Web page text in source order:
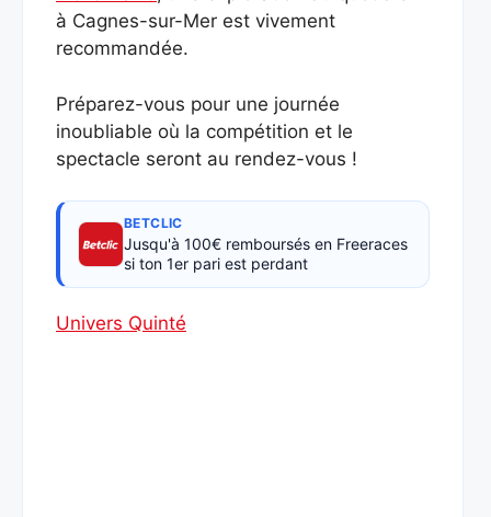
à Cagnes-sur-Mer est vivement
recommandée.
Préparez-vous pour une journée
inoubliable où la compétition et le
spectacle seront au rendez-vous !
BETCLIC
Jusqu'à 100€ remboursés en Freeraces
si ton 1er pari est perdant
Univers Quinté